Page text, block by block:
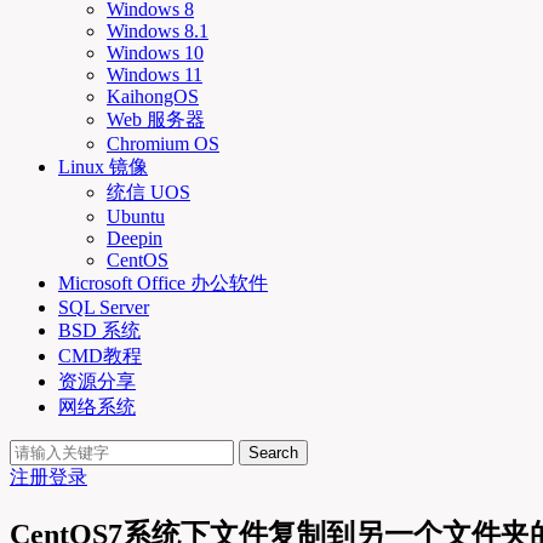
Windows 8
Windows 8.1
Windows 10
Windows 11
KaihongOS
Web 服务器
Chromium OS
Linux 镜像
统信 UOS
Ubuntu
Deepin
CentOS
Microsoft Office 办公软件
SQL Server
BSD 系统
CMD教程
资源分享
网络系统
Search
注册登录
CentOS7系统下文件复制到另一个文件夹